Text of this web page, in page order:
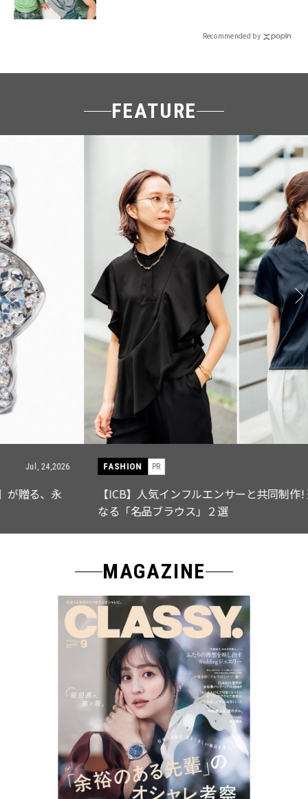
Recommended by
FEATURE
FASHION PR
【ICB】人気インフルエンサーと共同制作! 週5で着たく
なる「名品ブラウス」２選
MAGAZINE